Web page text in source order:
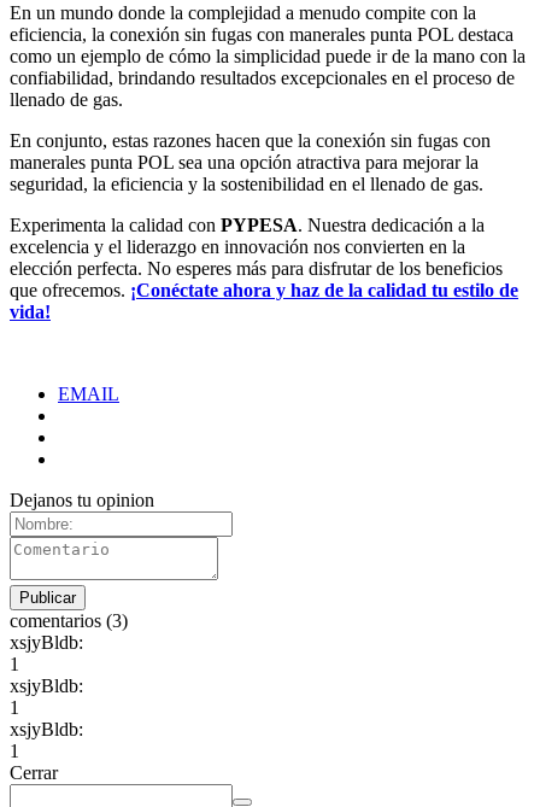
En un mundo donde la complejidad a menudo compite con la
eficiencia, la conexión sin fugas con manerales punta POL destaca
como un ejemplo de cómo la simplicidad puede ir de la mano con la
confiabilidad, brindando resultados excepcionales en el proceso de
llenado de gas.
En conjunto, estas razones hacen que la conexión sin fugas con
manerales punta POL sea una opción atractiva para mejorar la
seguridad, la eficiencia y la sostenibilidad en el llenado de gas.
Experimenta la calidad con PYPESA. Nuestra dedicación a la
excelencia y el liderazgo en innovación nos convierten en la
elección perfecta. No esperes más para disfrutar de los beneficios
que ofrecemos. ¡Conéctate ahora y haz de la calidad tu estilo de
vida!
EMAIL
Dejanos tu opinion
comentarios (3)
xsjyBldb:
1
xsjyBldb:
1
xsjyBldb:
1
Cerrar